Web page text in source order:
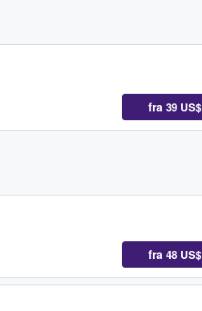
fra 39 US$
fra 48 US$